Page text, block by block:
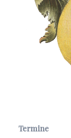
Termine